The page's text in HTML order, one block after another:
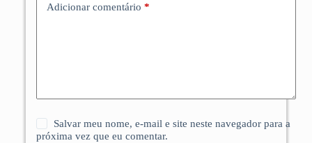
Adicionar comentário *
Salvar meu nome, e-mail e site neste navegador para a
próxima vez que eu comentar.